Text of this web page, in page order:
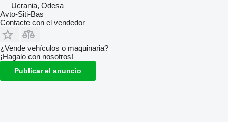
Ucrania, Odesa
Avto-Siti-Bas
Contacte con el vendedor
¿Vende vehículos o maquinaria?
¡Hagalo con nosotros!
Publicar el anuncio